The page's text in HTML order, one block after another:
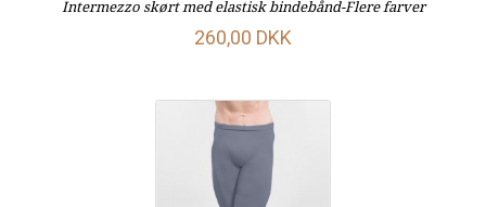
Intermezzo skørt med elastisk bindebånd-Flere farver
260,00 DKK